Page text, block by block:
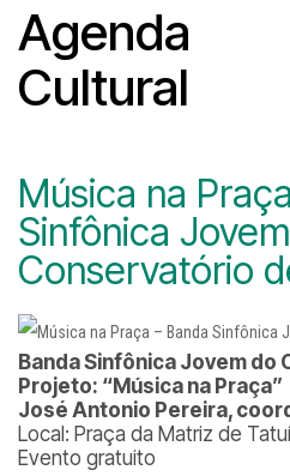
Agenda
Cultural
Música na
Sinfônica
Conservatório
Banda Sinfônica Jovem
Projeto: “Música na Praça”
José Antonio Pereira,
Local: Praça da Matriz de
Evento gratuito